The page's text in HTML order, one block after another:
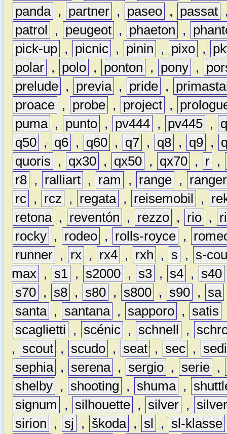
panda , partner , paseo , passat
patrol
, peugeot , phaeton ,
pick-up , picnic , pinin , pixo ,
polar , polo , ponton , pony ,
prelude , previa , pride ,
proace , probe , project ,
puma , punto , pv444 , pv445 ,
q50 , q6 , q60 , q7 , q8 , q9 ,
quoris
, qx30 , qx50 , qx70 , r ,
r8 , ralliart , ram , range ,
ranger
rc , rcz , regata , reisemobil ,
retona , reventón , rezzo , rio ,
rocky , rodeo , rolls-royce ,
runner , rx , rx4 , rxh , s ,
s-
max , s1 , s2000 , s3 , s4 , s40
s70 , s8 , s80 , s800 , s90 , sa
santa , santana , sapporo , satis
scaglietti
, scénic , schnell ,
,
scout , scudo , seat , sec ,
sephia , serena , sergio , serie ,
shelby , shooting , shuma ,
signum
, silhouette , silver ,
sirion
, sj , škoda , sl , sl-klasse